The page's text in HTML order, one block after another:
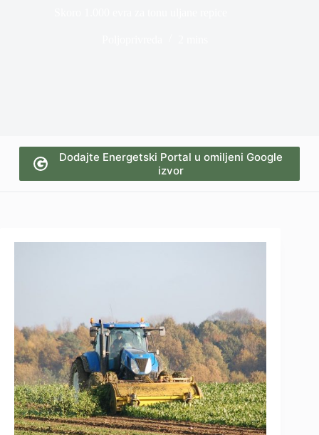
Dodajte Energetski Portal u omiljeni Google
izvor